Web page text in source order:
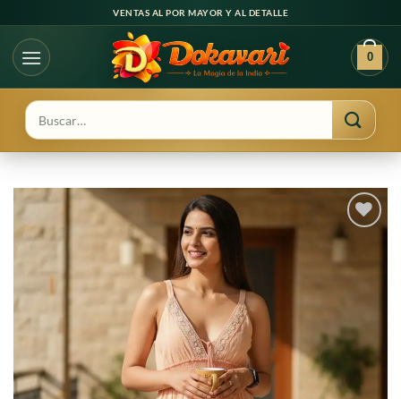
contenido
VENTAS AL POR MAYOR Y AL DETALLE
0
Buscar
por:
Agregar